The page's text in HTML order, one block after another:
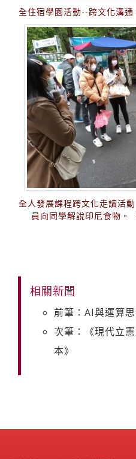
全住宿學園活動--跨文化溝通
全人發展課程跨文化走讀活
員向同學解說印尼食物。
相關新聞
前筆：AI與運算
次筆：《現代立
本》